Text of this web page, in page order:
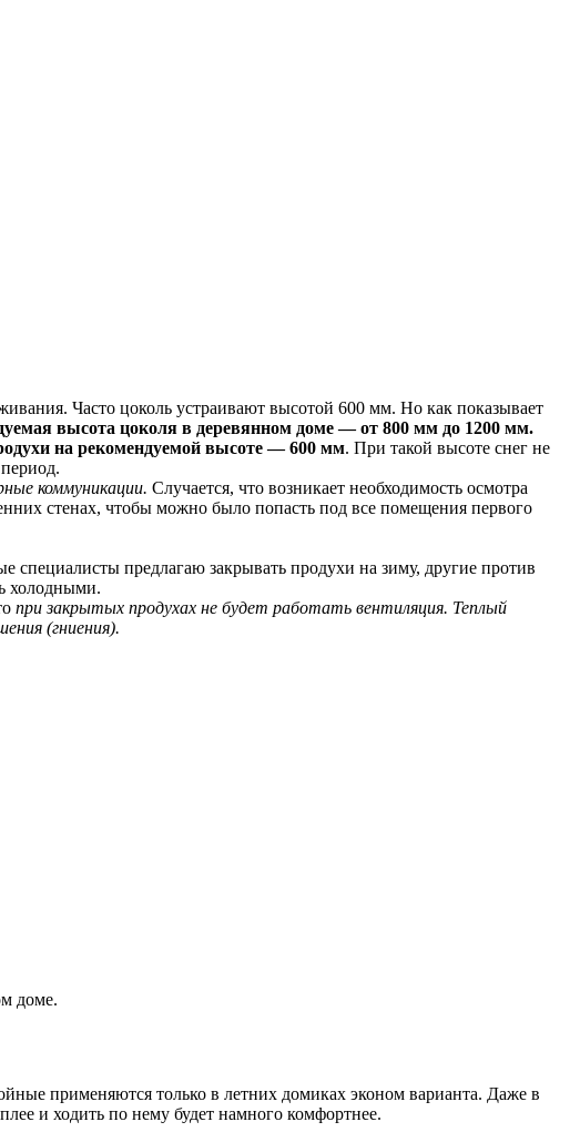
Часто цоколь устраивают высотой 600 мм. Но как показывает
высота цоколя в деревянном доме — от 800 мм до 1200 мм.
на рекомендуемой высоте — 600 мм. При такой высоте снег не
коммуникации. Случается, что возникает необходимость осмотра
стенах, чтобы можно было попасть под все помещения первого
специалисты предлагаю закрывать продухи на зиму, другие против
холодными.
при закрытых продухах не будет работать вентиляция. Теплый
(гниения).
доме.
применяются только в летних домиках эконом варианта. Даже в
и ходить по нему будет намного комфортнее.